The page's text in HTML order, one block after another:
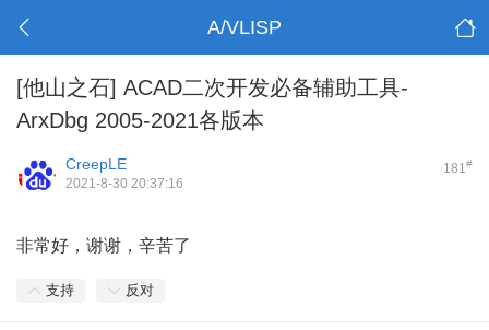
A/VLISP
[他山之石] ACAD二次开发必备辅助工具-
ArxDbg 2005-2021各版本
181#
CreepLE
2021-8-30 20:37:16
非常好，谢谢，辛苦了
支持 反对